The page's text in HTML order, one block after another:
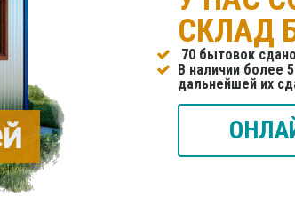
СКЛАД
70 бытовок
В наличии более
дальнейшей их